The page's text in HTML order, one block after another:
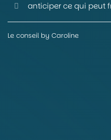
anticiper ce qui peut
Le conseil by Caroline